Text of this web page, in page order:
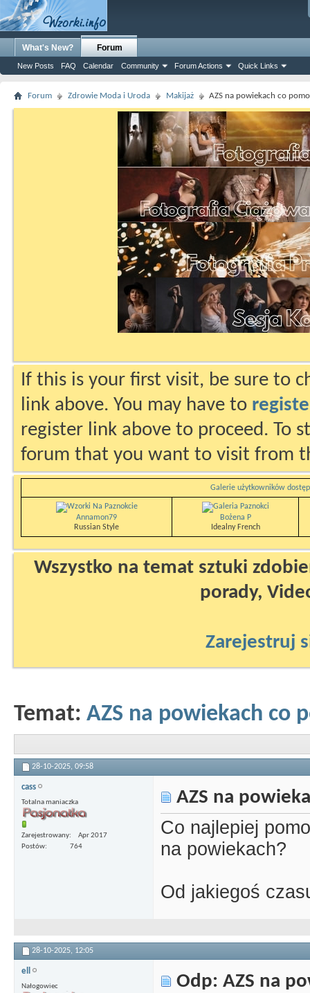
What's New? Forum
New Posts FAQ Calendar Community Forum Actions Quick Links
Forum Zdrowie Moda i Uroda Makijaż AZS na powiekach co
If this is your first visit, be sure to
link above. You may have to
register link above to proceed. To
forum that you want to visit from
Galerie użytkowników
Annamon79
Russian Style
Bożena P
Idealny French
Wszystko na temat sztuki
porady,
Zarejestruj
Temat: AZS na powiekach co
28-10-2025, 09:58
cass
Totalna maniaczka
Zarejestrowany
Apr 2017
Postów
764
AZS na
Co najlepiej
na powiekach?
Od jakiegoś
28-10-2025, 12:05
ell
Nałogowiec Odp: AZS na